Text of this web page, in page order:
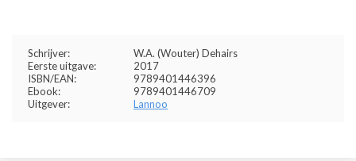
Schrijver:
W.A. (Wouter) Dehairs
Eerste uitgave:
2017
ISBN/EAN:
9789401446396
Ebook:
9789401446709
Uitgever:
Lannoo